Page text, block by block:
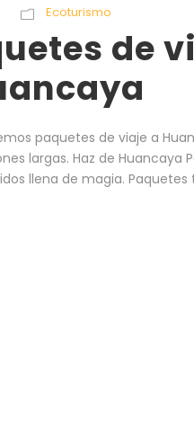
Ecoturismo
de
paquetes de viaje a
largas. Haz de Huancaya
llena de magia.